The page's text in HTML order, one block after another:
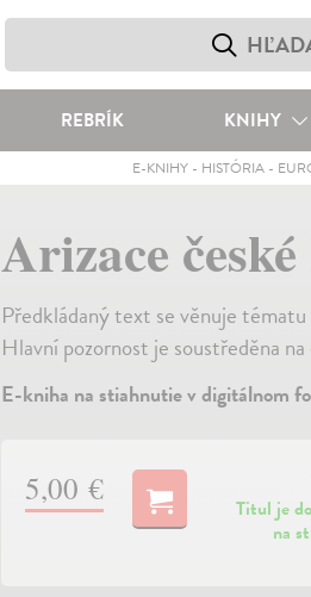
REBRÍK KNIHY
E-KNIHY- HISTÓRIA-
Arizace
Předkládaný text se věnuje
Hlavní pozornost je soustředěna
E-kniha na stiahnutie v digitálnom
5,00 €
Titul je
na